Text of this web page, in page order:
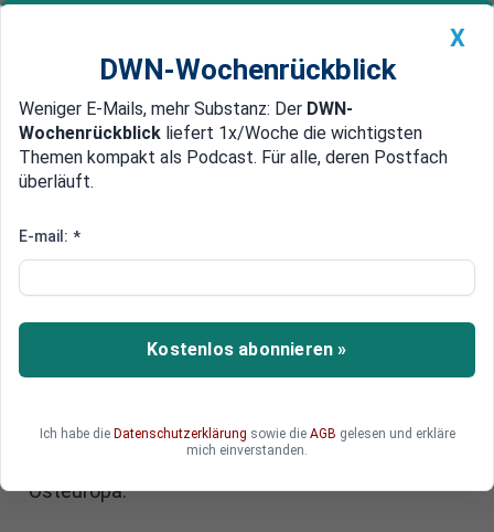
Newsticker MEIN DWN: Geldanlage Premium
Edelmetalle DWN-Magazin China
Verlust bei Lebensversicherung
Mini-Zinsen sorgen bei Vienna
Insurance für Verluste
Kunden bekommen auf ihre angelegten Beiträge
Einnahmequelle weg. Die Branche braucht neue
Osteuropa.
X
DWN-Wochenrückblick
Weniger E-Mails, mehr Substanz: Der DWN-
Wochenrückblick liefert 1x/Woche die wichtigsten
Themen kompakt als Podcast. Für alle, deren Postfach
überläuft.
E-mail: *
Kostenlos abonnieren »
Ich habe die Datenschutzerklärung sowie die AGB gelesen und erkläre
mich einverstanden.